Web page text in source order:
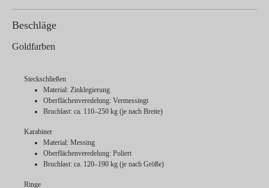
Beschläge
Goldfarben
Steckschließen
Material: Zinklegierung
Oberflächenveredelung: Vermessingt
Bruchlast: ca. 110–250 kg (je nach Breite)
Karabiner
Material: Messing
Oberflächenveredelung: Poliert
Bruchlast: ca. 120–190 kg (je nach Größe)
Ringe